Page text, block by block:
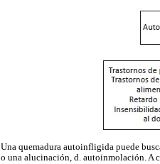
Una quemadura autoinfligida puede
o una alucinación, d. autoinmolación. A